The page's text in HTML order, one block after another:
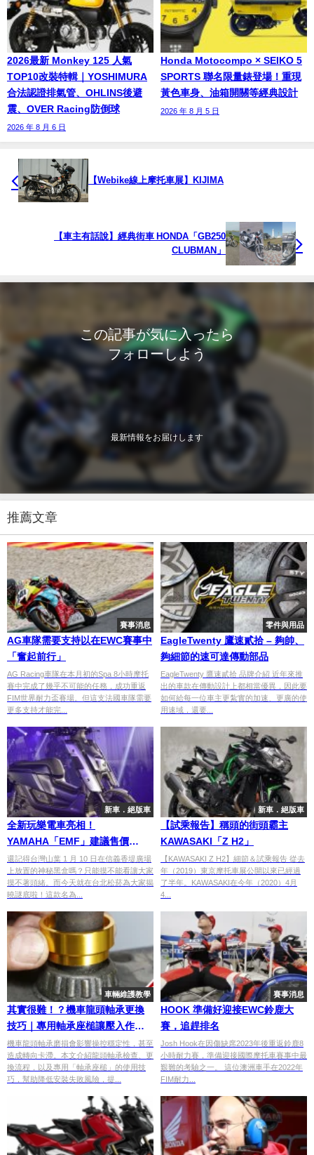
2026最新 Monkey 125 人氣
TOP10改裝特輯｜YOSHIMURA
合法認證排氣管、OHLINS後避
震、OVER Racing防倒球
2026 年 8 月 6 日
Honda Motocompo × SEIKO 5
SPORTS 聯名限量錶登場！重現
黃色車身、油箱開關等經典設計
2026 年 8 月 5 日
【Webike線上摩托車展】KIJIMA
【車主有話說】經典街車 HONDA「GB250
CLUBMAN」
この記事が気に入ったら
フォローしよう
最新情報をお届けします
推薦文章
賽事消息
AG車隊需要支持以在EWC賽事中
「奮起前行」
AG Racing車隊在本月初的Spa 8小時摩托
賽中完成了幾乎不可能的任務，成功重返
FIM世界耐力盃賽場。但這支法國車隊需要
更多支持才能完...
零件與用品
EagleTwenty 鷹速貳拾 – 夠帥、
夠細節的速可達傳動部品
EagleTwenty 鷹速貳拾 品牌介紹 近年來推
出的車款在傳動設計上都相當優異，因此要
如何給每一位車主更紮實的加速、更廣的使
用速域，還要...
新車．絕版車
全新玩樂電車亮相！
YAMAHA「EMF」建議售價
102,800起
還記得台灣山葉 1 月 10 日在信義香堤廣場
上放置的神秘黑盒嗎？只能摸不能看讓大家
摸不著頭緒。而今天就在台北松菸為大家揭
曉謎底啦！這款名為...
新車．絕版車
【試乘報告】稱頭的街頭霸主
KAWASAKI「Z H2」
【KAWASAKI Z H2】細節＆試乘報告 從去
年（2019）東京摩托車展公開以來已經過
了半年。KAWASAKI在今年（2020）4月
4...
車輛維護教學
其實很難！？機車龍頭軸承更換
技巧｜專用軸承座槌讓壓入作業
更輕鬆
機車龍頭軸承磨損會影響操控穩定性，甚至
造成轉向卡滯。本文介紹龍頭軸承檢查、更
換流程，以及專用「軸承座槌」的使用技
巧，幫助降低安裝失敗風險，提...
賽事消息
HOOK 準備好迎接EWC鈴鹿大
賽，追趕排名
Josh Hook在因傷缺席2023年後重返鈴鹿8
小時耐力賽，準備迎接國際摩托車賽事中最
艱難的考驗之一。 這位澳洲車手在2022年
FIM耐力...